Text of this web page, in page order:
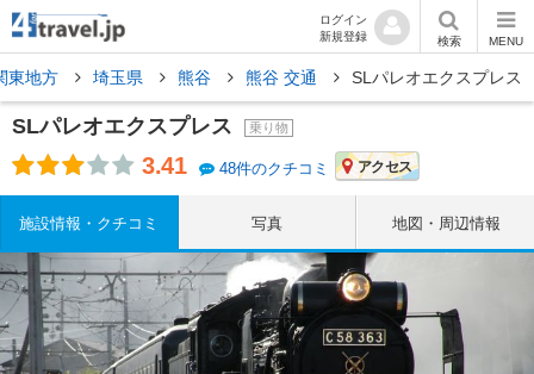
ログイン
新規登録
検索 MENU
東地方 埼玉県 熊谷 熊谷 交通 SLパレオエクスプレス
SLパレオエクスプレス 乗り物
3.41 48件のクチコミ アクセス
施設情報・クチコミ 写真 地図・周辺情報